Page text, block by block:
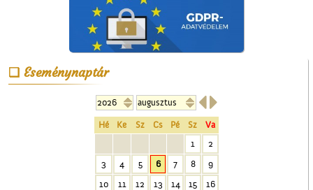
Eseménynaptár

Hé Ke Sz Cs Pé Sz
Va
1
2
3
4 5 6 7 8
9
10
11 12 13 14 15
16